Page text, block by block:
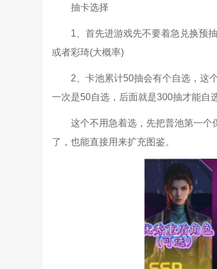
抽卡选择
1、首先进游戏先不要着急兑换预
或者彩琦(大概率)
2、卡池累计50抽会有个自选，这
一次是50自选，后面就是300抽才能自
这个不用急着选，先把普池第一个
了，也能直接用来扩充图鉴。